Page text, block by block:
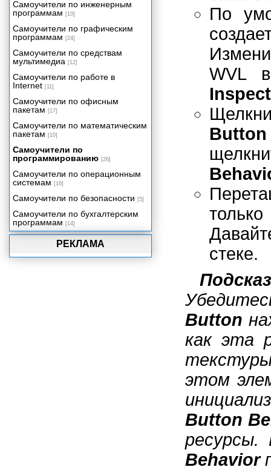
По
WVL
Button
стеке.
Button
как эта
этом
Button
Behavior
РЕКЛАМА
Создаем приложение:
Добавление контента со
сведениями о продукции
Включение цифрового видео в
ваше приложение
Трехмерная графика реального
времени
Создаем приложение:
Видеопрезентация
Упаковка вашего проекта
Самоучители по инженерным
программам [10]
Самоучители по графическим
программам [24]
Самоучители по средствам
мультимедиа [12]
Самоучители по работе в
Internet [11]
Самоучители по офисным
пакетам [17]
Самоучители по математическим
пакетам [10]
Самоучители по
программированию [26]
Самоучители по операционным
системам [16]
Самоучители по безопасности [5]
Самоучители по бухгалтерским
программам [14]